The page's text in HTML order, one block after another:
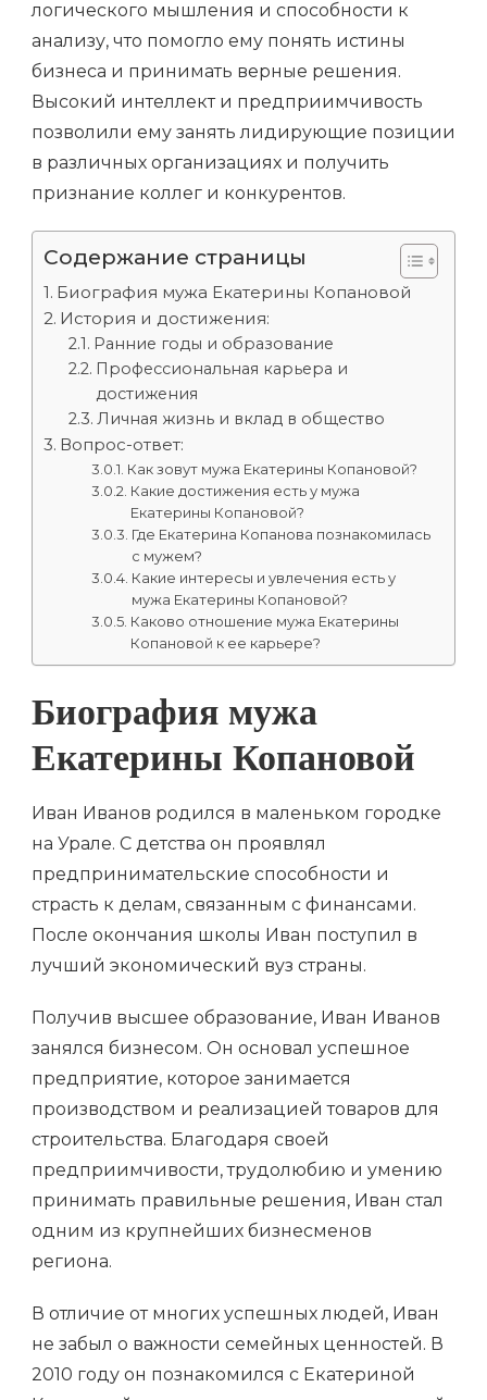
логического мышления и способности к
анализу, что помогло ему понять истины
бизнеса и принимать верные решения.
Высокий интеллект и предприимчивость
позволили ему занять лидирующие позиции
в различных организациях и получить
признание коллег и конкурентов.
Содержание страницы
Биография мужа Екатерины Копановой
История и достижения:
Ранние годы и образование
Профессиональная карьера и
достижения
Личная жизнь и вклад в общество
Вопрос-ответ:
Как зовут мужа Екатерины Копановой?
Какие достижения есть у мужа
Екатерины Копановой?
Где Екатерина Копанова познакомилась
с мужем?
Какие интересы и увлечения есть у
мужа Екатерины Копановой?
Каково отношение мужа Екатерины
Копановой к ее карьере?
Биография мужа
Екатерины Копановой
Иван Иванов родился в маленьком городке
на Урале. С детства он проявлял
предпринимательские способности и
страсть к делам, связанным с финансами.
После окончания школы Иван поступил в
лучший экономический вуз страны.
Получив высшее образование, Иван Иванов
занялся бизнесом. Он основал успешное
предприятие, которое занимается
производством и реализацией товаров для
строительства. Благодаря своей
предприимчивости, трудолюбию и умению
принимать правильные решения, Иван стал
одним из крупнейших бизнесменов
региона.
В отличие от многих успешных людей, Иван
не забыл о важности семейных ценностей. В
2010 году он познакомился с Екатериной